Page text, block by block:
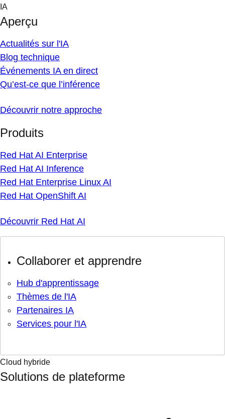
Skip
content
IA
Aperçu
Actualités sur l'IA
Blog technique
Événements IA en direct
Qu’est-ce que l’inférence
Découvrir notre approche
Produits
Red Hat AI Enterprise
Red Hat AI Inference
Red Hat Enterprise Linux AI
Red Hat OpenShift AI
Découvrir Red Hat AI
Collaborer et apprendre
Hub d'apprentissage
Thèmes de l'IA
Partenaires IA
Services pour l'IA
Cloud hybride
Solutions de plateforme